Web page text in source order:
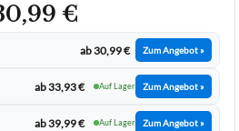
€
ab 30,99 € Zum Angebot »
ab 33,93 € Auf Lager Zum Angebot »
ab 39,99 € Auf Lager Zum Angebot »